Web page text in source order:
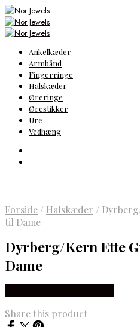
Ankelkæder
Armbånd
Fingerringe
Halskæder
Øreringe
Ørestikker
Ure
Vedhæng
Forside / Halskæder /
til Dame
Dyrberg/Kern Ette
Dame
Share this product